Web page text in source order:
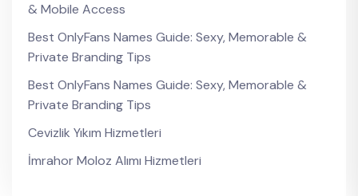
& Mobile Access
Best OnlyFans Names Guide: Sexy, Memorable &
Private Branding Tips
Best OnlyFans Names Guide: Sexy, Memorable &
Private Branding Tips
Cevizlik Yıkım Hizmetleri
İmrahor Moloz Alımı Hizmetleri